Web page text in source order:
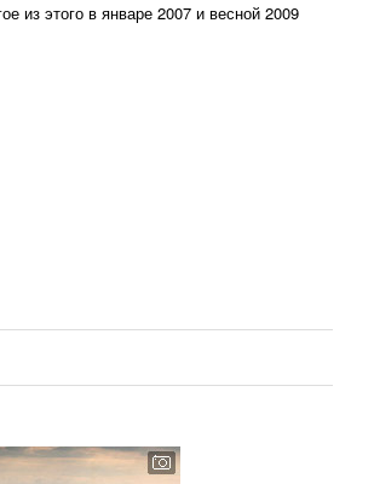
из этого в январе 2007 и весной 2009